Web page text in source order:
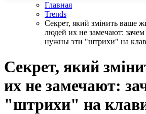
Главная
Trends
Секрет, який змінить ваше
людей их не замечают: зачем
нужны эти "штрихи" на
Секрет, який
их не замечают:
"штрихи" на